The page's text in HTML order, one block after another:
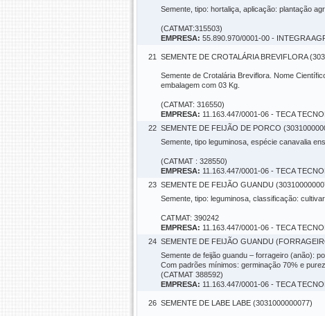
Semente, tipo: hortaliça, aplicação: plantação
(CATMAT:315503)
EMPRESA: 55.890.970/0001-00 - INTEGRA
21 SEMENTE DE CROTALÁRIA BREVIFLORA
Semente de Crotalária Breviflora. Nome
embalagem com 03 Kg.
(CATMAT: 316550)
EMPRESA: 11.163.447/0001-06 - TECA
22 SEMENTE DE FEIJÃO DE PORCO
Semente, tipo leguminosa, espécie canavalia
(CATMAT : 328550)
EMPRESA: 11.163.447/0001-06 - TECA
23 SEMENTE DE FEIJÃO GUANDU
Semente, tipo: leguminosa, classificação:
CATMAT: 390242
EMPRESA: 11.163.447/0001-06 - TECA
24 SEMENTE DE FEIJÃO GUANDU
Semente de feijão guandu – forrageiro (anão):
Com padrões mínimos: germinação 70% e
(CATMAT 388592)
EMPRESA: 11.163.447/0001-06 - TECA
26 SEMENTE DE LABE LABE (3031000000077)